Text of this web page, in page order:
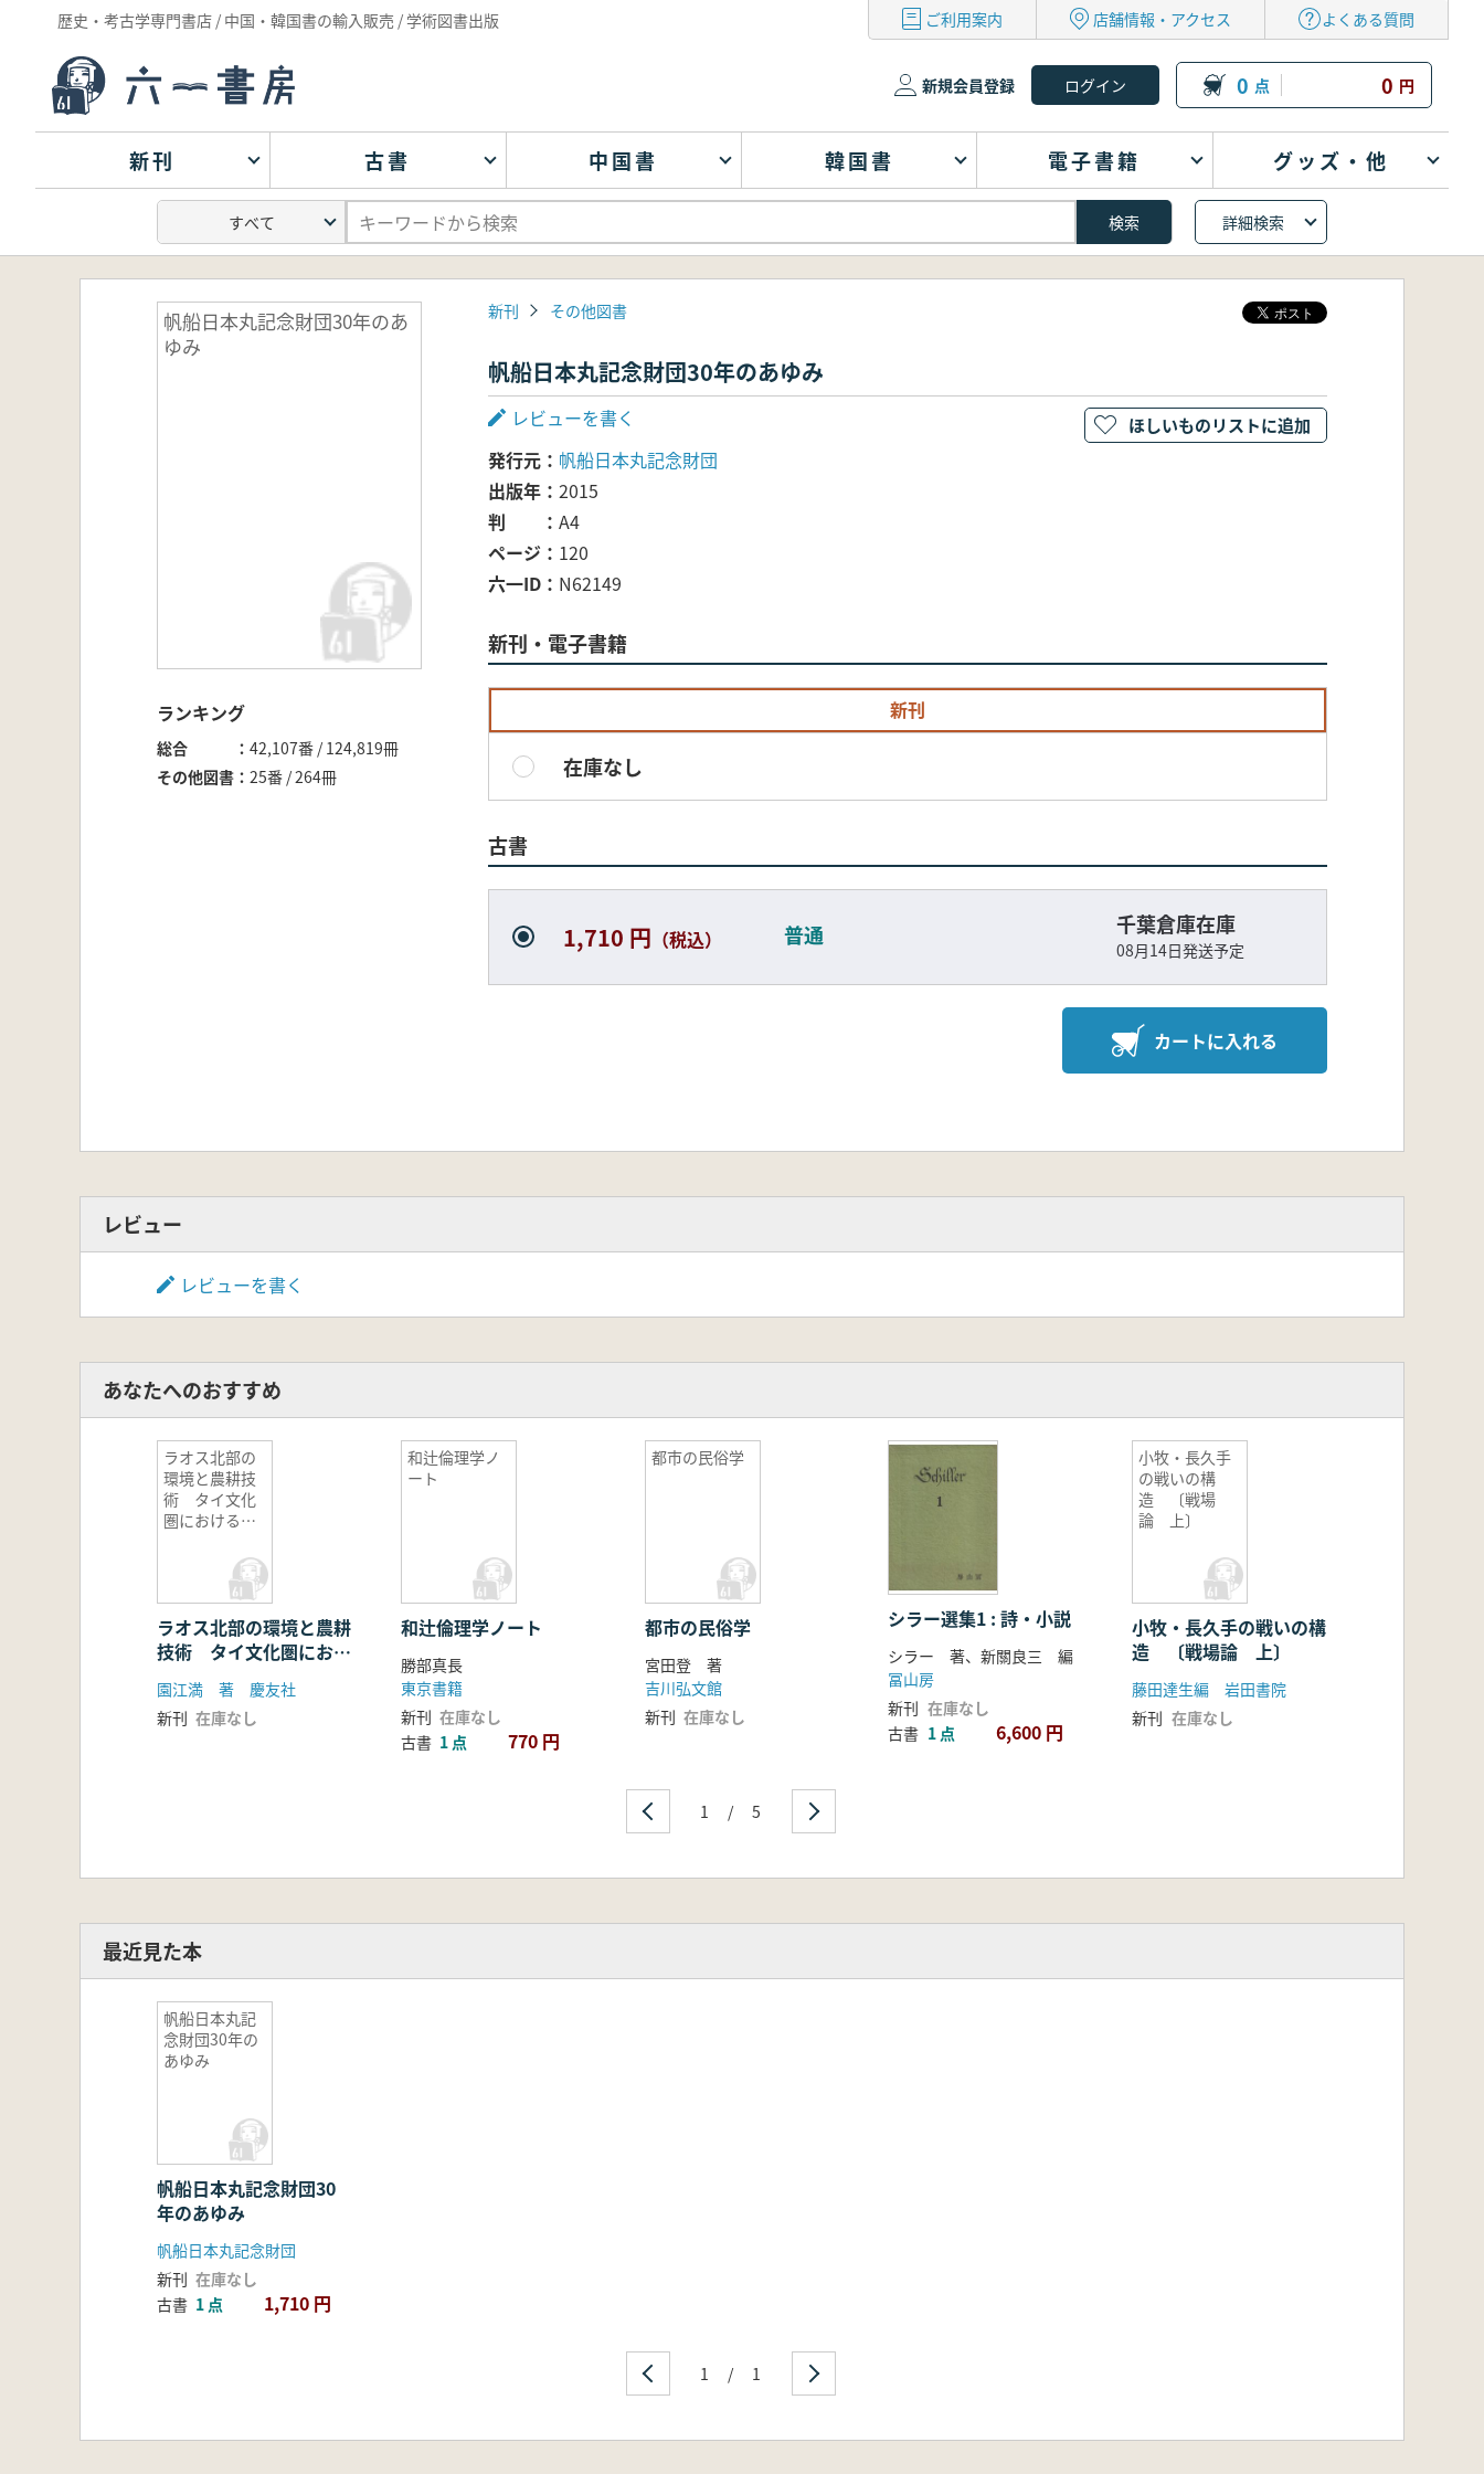
歴史・考古学専門書店 / 中国・韓国書の輸入販売 / 学術図書出版 ご利用案内 店舗情報・アクセス よくある質問
新規会員登録 0 点 0 円
新刊 古書 中国書 韓国書 電子書籍 グッズ・他
詳細検索
帆船日本丸記念財団30年のあ
ゆみ
ランキング
総合
42,107番 / 124,819冊
その他図書
25番 / 264冊
新刊 その他図書
帆船日本丸記念財団30年のあゆみ
レビューを書く
発行元
帆船日本丸記念財団
出版年
2015
判
A4
ページ
120
六一ID
N62149
新刊・電子書籍
新刊
在庫なし
古書
1,710 円 （税込） 普通 千葉倉庫在庫
08月14日発送予定
カートに入れる
ほしいものリストに追加
レビュー
レビューを書く
あなたへのおすすめ
ラオス北部の
環境と農耕技
術 タイ文化
圏における稲
ラオス北部の環境と農耕
技術 タイ文化圏におけ
る稲作の生態
園江満 著 慶友社
新刊 在庫なし
和辻倫理学ノ
ート
和辻倫理学ノート
勝部真長
東京書籍
新刊 在庫なし
古書 1 点 770 円
都市の民俗学
都市の民俗学
宮田登 著
吉川弘文館
新刊 在庫なし
シラー選集1 : 詩・小説
シラー 著、新關良三 編
冨山房
新刊 在庫なし
古書 1 点 6,600 円
小牧・長久手
の戦いの構
造 〔戦場
論 上〕
小牧・長久手の戦いの構
造 〔戦場論 上〕
藤田達生編 岩田書院
新刊 在庫なし
1 / 5
最近見た本
帆船日本丸記
念財団30年の
あゆみ
帆船日本丸記念財団30
年のあゆみ
帆船日本丸記念財団
新刊 在庫なし
古書 1 点 1,710 円
1 / 1